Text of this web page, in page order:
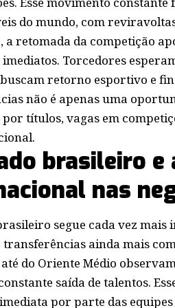
do mundo, com
a retomada da competição
Torcedores
retorno esportivo e
não é apenas uma
títulos, vagas em
brasileiro
nas
segue cada vez
transferências ainda mais
do Oriente Médio
saída de talentos.
por parte das